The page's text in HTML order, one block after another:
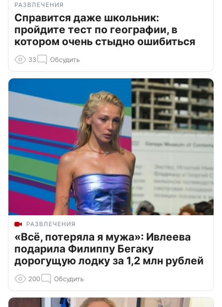
РАЗВЛЕЧЕНИЯ
Справится даже школьник:
пройдите тест по географии, в
котором очень стыдно ошибиться
33 Обсудить
РАЗВЛЕЧЕНИЯ
«Всё, потеряла я мужа»: Ивлеева
подарила Филиппу Бегаку
дорогущую лодку за 1,2 млн рублей
200 Обсудить